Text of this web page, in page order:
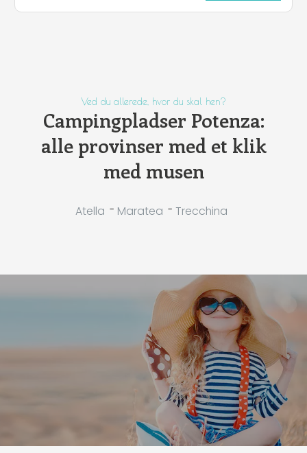
Ved du allerede, hvor du skal hen?
Campingpladser Potenza:
alle provinser med et klik
med musen
Atella - Maratea - Trecchina